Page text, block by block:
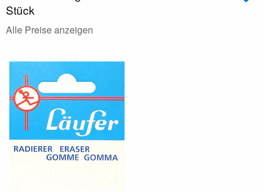
Stück
Alle Preise anzeigen